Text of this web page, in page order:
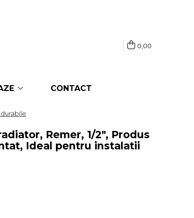
0,00
CONTACT
Remer, 1/2", Produs
Ideal pentru instalatii